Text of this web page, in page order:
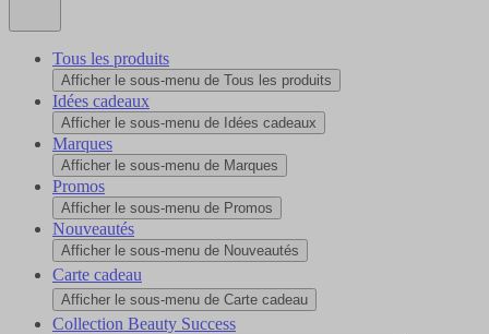
Tous les produits
Afficher le sous-menu de Tous les produits
Idées cadeaux
Afficher le sous-menu de Idées cadeaux
Marques
Afficher le sous-menu de Marques
Promos
Afficher le sous-menu de Promos
Nouveautés
Afficher le sous-menu de Nouveautés
Carte cadeau
Afficher le sous-menu de Carte cadeau
Collection Beauty Success